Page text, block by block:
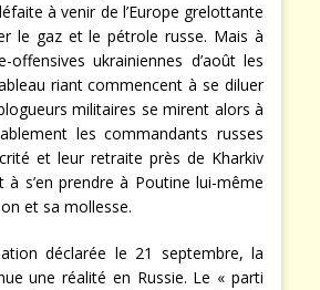
à venir de l’Europe grelottante
le gaz et le pétrole russe. Mais à
offensives ukrainiennes d’août les
riant commencent à se diluer
militaires se mirent alors à
les commandants russes
et leur retraite près de Kharkiv
s’en prendre à Poutine lui-même
et sa mollesse.
déclarée le 21 septembre, la
une réalité en Russie. Le « parti